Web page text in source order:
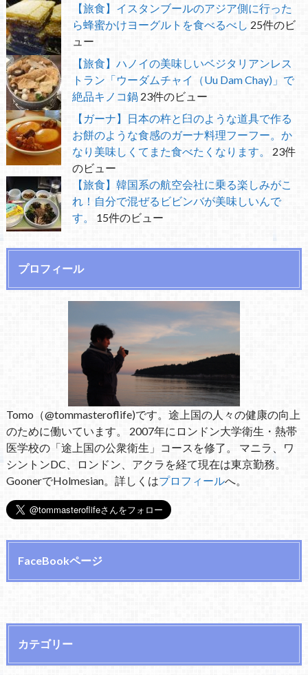
【旅食】イスタンブールのアジア側に行った
ら蜂蜜かけヨーグルトを食べるべし 25件のビ
ュー
【旅食】ハノイの美味しいベジタリアンレス
トラン「ウーダムチャイ（Uu Dam Chay)」で
絶品キノコ鍋 23件のビュー
【ガーナ】日本の杵と臼のような道具で作る
お餅のような食感のガーナ料理フーフー。か
なり美味しくてまた食べたくなります。
23件
のビュー
【旅食】韓国系の航空会社に乗る楽しみがこ
れ！自分で混ぜるビビンバが美味しいんで
す。
15件のビュー
プロフィール
Tomo（@tommasteroflife)です。途上国の人々の健康の向上
のために働いています。 2007年にロンドン大学衛生・熱帯
医学校の「途上国の公衆衛生」コースを修了。 マニラ、ワ
シントンDC、ロンドン、アクラを経て現在は東京勤務。
GoonerでHolmesian。詳しくはプロフィールへ。
FaceBookページ
カテゴリー